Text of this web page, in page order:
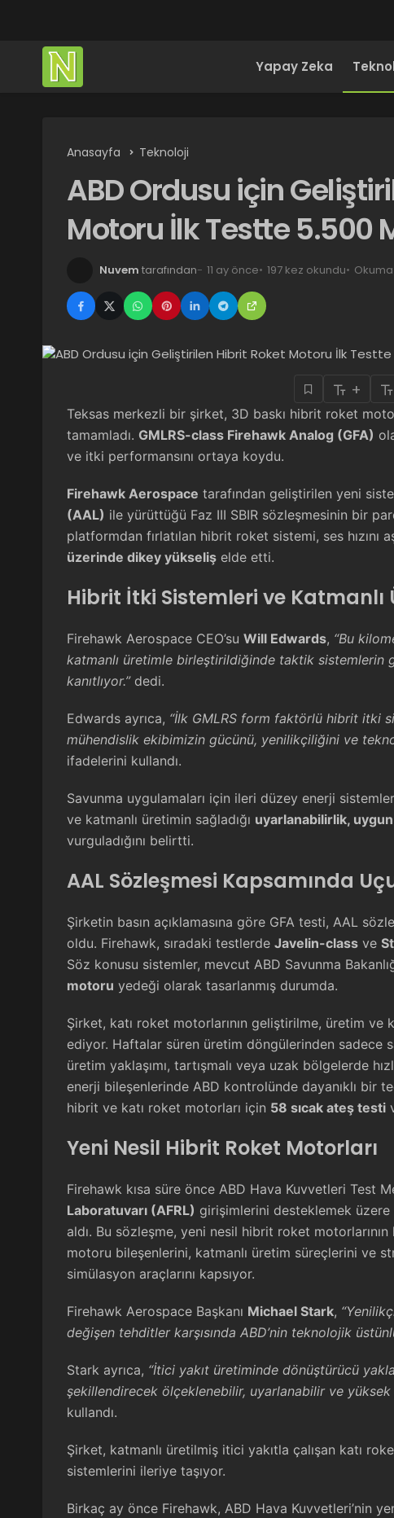
Yapay Zeka
Anasayfa Teknoloji
ABD Ordusu için
Motoru İlk Testte 5.500
Nuvem tarafından 11 ay önce 197 kez okundu
+
Teksas merkezli bir şirket, 3D baskı hibrit roket
tamamladı. GMLRS-class Firehawk Analog (GFA)
ve itki performansını ortaya koydu.
Firehawk Aerospace tarafından geliştirilen yeni
(AAL) ile yürüttüğü Faz III SBIR sözleşmesinin bir
platformdan fırlatılan hibrit roket sistemi, ses hızını
üzerinde dikey yükseliş elde etti.
Hibrit İtki Sistemleri ve Katmanlı
Firehawk Aerospace CEO’su Will Edwards, “Bu
katmanlı üretimle birleştirildiğinde taktik sistemlerin
kanıtlıyor.”dedi.
Edwards ayrıca, “İlk GMLRS form faktörlü hibrit itki
mühendislik ekibimizin gücünü, yenilikçiliğini ve
ifadelerini kullandı.
Savunma uygulamaları için ileri düzey enerji
ve katmanlı üretimin sağladığı uyarlanabilirlik, uygun
vurguladığını belirtti.
AAL Sözleşmesi Kapsamında
Şirketin basın açıklamasına göre GFA testi, AAL
oldu. Firehawk, sıradaki testlerde Javelin-class ve
Söz konusu sistemler, mevcut ABD Savunma
motoru yedeği olarak tasarlanmış durumda.
Şirket, katı roket motorlarının geliştirilme, üretim ve
ediyor. Haftalar süren üretim döngülerinden sadece
üretim yaklaşımı, tartışmalı veya uzak bölgelerde
enerji bileşenlerinde ABD kontrolünde dayanıklı bir
hibrit ve katı roket motorları için 58 sıcak ateş testi
Yeni Nesil Hibrit Roket Motorları
Firehawk kısa süre önce ABD Hava Kuvvetleri Test
Laboratuvarı (AFRL) girişimlerini desteklemek üzere
aldı. Bu sözleşme, yeni nesil hibrit roket motorlarının
motoru bileşenlerini, katmanlı üretim süreçlerini ve
simülasyon araçlarını kapsıyor.
Firehawk Aerospace Başkanı Michael Stark,
değişen tehditler karşısında ABD’nin teknolojik
Stark ayrıca, “İtici yakıt üretiminde dönüştürücü
şekillendirecek ölçeklenebilir, uyarlanabilir ve yüksek
kullandı.
Şirket, katmanlı üretilmiş itici yakıtla çalışan katı
sistemlerini ileriye taşıyor.
Birkaç ay önce Firehawk, ABD Hava Kuvvetleri’nin